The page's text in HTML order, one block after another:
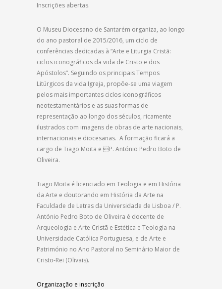
Inscrições abertas.
O Museu Diocesano de Santarém organiza, ao longo
do ano pastoral de 2015/2016, um ciclo de
conferências dedicadas à “Arte e Liturgia Cristã:
ciclos iconográficos da vida de Cristo e dos
Apóstolos”. Seguindo os principais Tempos
Litúrgicos da vida Igreja, propõe-se uma viagem
pelos mais importantes ciclos iconográficos
neotestamentários e as suas formas de
representação ao longo dos séculos, ricamente
ilustrados com imagens de obras de arte nacionais,
internacionais e diocesanas. A formação ficará a
cargo de Tiago Moita e P. António Pedro Boto de
Oliveira.
Tiago Moita é licenciado em Teologia e em História
da Arte e doutorando em História da Arte na
Faculdade de Letras da Universidade de Lisboa / P.
António Pedro Boto de Oliveira é docente de
Arqueologia e Arte Cristã e Estética e Teologia na
Universidade Católica Portuguesa, e de Arte e
Património no Ano Pastoral no Seminário Maior de
Cristo-Rei (Olivais).
Organização e inscrição